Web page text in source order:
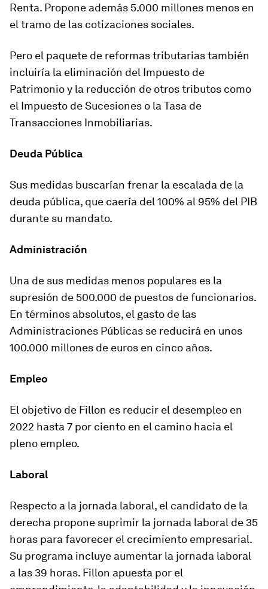
Renta. Propone además 5.000 millones menos en
el tramo de las cotizaciones sociales.
Pero el paquete de reformas tributarias también
incluiría la eliminación del Impuesto de
Patrimonio y la reducción de otros tributos como
el Impuesto de Sucesiones o la Tasa de
Transacciones Inmobiliarias.
Deuda Pública
Sus medidas buscarían frenar la escalada de la
deuda pública, que caería del 100% al 95% del PIB
durante su mandato.
Administración
Una de sus medidas menos populares es la
supresión de 500.000 de puestos de funcionarios.
En términos absolutos, el gasto de las
Administraciones Públicas se reducirá en unos
100.000 millones de euros en cinco años.
Empleo
El objetivo de Fillon es reducir el desempleo en
2022 hasta 7 por ciento en el camino hacia el
pleno empleo.
Laboral
Respecto a la jornada laboral, el candidato de la
derecha propone suprimir la jornada laboral de 35
horas para favorecer el crecimiento empresarial.
Su programa incluye aumentar la jornada laboral
a las 39 horas. Fillon apuesta por el